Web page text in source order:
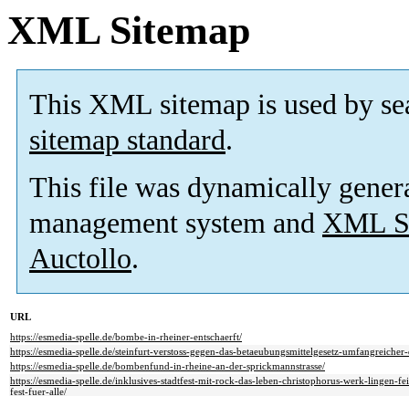
XML Sitemap
This XML sitemap is used by
sitemap standard.
This file was dynamically
management system and XML
Auctollo.
URL
https://esmedia-spelle.de/bombe-in-rheiner-entschaerft/
https://esmedia-spelle.de/steinfurt-verstoss-gegen-das-betaeubungsmittelgesetz-
https://esmedia-spelle.de/bombenfund-in-rheine-an-der-sprickmannstrasse/
https://esmedia-spelle.de/inklusives-stadtfest-mit-rock-das-leben-christophorus-werk-lingen-
fest-fuer-alle/